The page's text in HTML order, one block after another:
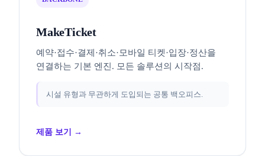
MakeTicket
예약·접수·결제·취소·모바일 티켓·입장·정산을
연결하는 기본 엔진. 모든 솔루션의 시작점.
시설 유형과 무관하게 도입되는 공통 백오피스.
제품 보기 →